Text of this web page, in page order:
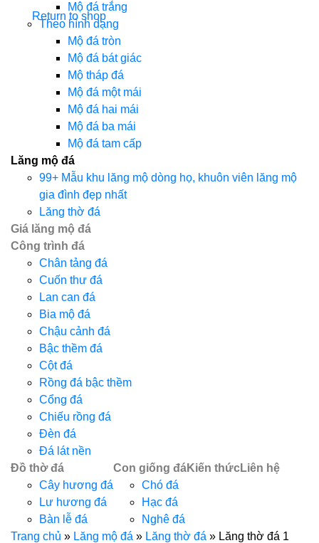
Return to shop
Mộ đá trắng
Theo hình dạng
Mộ đá tròn
Mộ đá bát giác
Mộ tháp đá
Mộ đá một mái
Mộ đá hai mái
Mộ đá ba mái
Mộ đá tam cấp
Lăng mộ đá
99+ Mẫu khu lăng mộ dòng họ, khuôn viên lăng mộ
gia đình đẹp nhất
Lăng thờ đá
Giá lăng mộ đá
Công trình đá
Chân tảng đá
Cuốn thư đá
Lan can đá
Bia mộ đá
Chậu cảnh đá
Bậc thềm đá
Cột đá
Rồng đá bậc thềm
Cổng đá
Chiếu rồng đá
Đèn đá
Đá lát nền
Đồ thờ đá
Cây hương đá
Lư hương đá
Bàn lễ đá
Con giống đá
Chó đá
Hạc đá
Nghê đá
Kiến thứcLiên hệ
Trang chủ » Lăng mộ đá » Lăng thờ đá » Lăng thờ đá 1